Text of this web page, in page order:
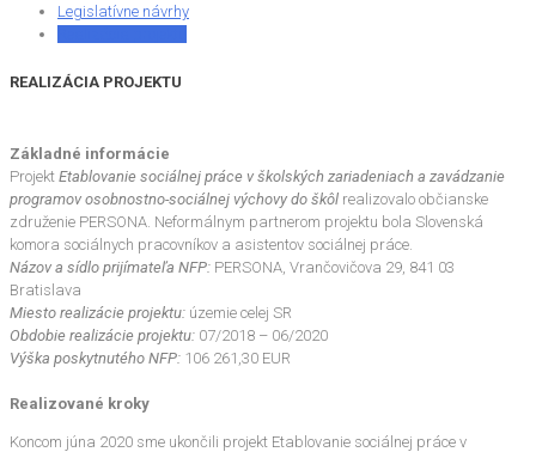
Legislatívne návrhy
REALIZÁCIA PROJEKTU
Základné informácie
Projekt Etablovanie sociálnej práce v školských zariadeniach a zavádzanie
programov osobnostno-sociálnej výchovy do škôl realizovalo občianske
združenie PERSONA. Neformálnym partnerom projektu bola Slovenská
komora sociálnych pracovníkov a asistentov sociálnej práce.
Názov a sídlo prijímateľa NFP: PERSONA, Vrančovičova 29, 841 03
Bratislava
Miesto realizácie projektu: územie celej SR
Obdobie realizácie projektu: 07/2018 – 06/2020
Výška poskytnutého NFP: 106 261,30 EUR
Realizované kroky
Koncom júna 2020 sme ukončili projekt Etablovanie sociálnej práce v